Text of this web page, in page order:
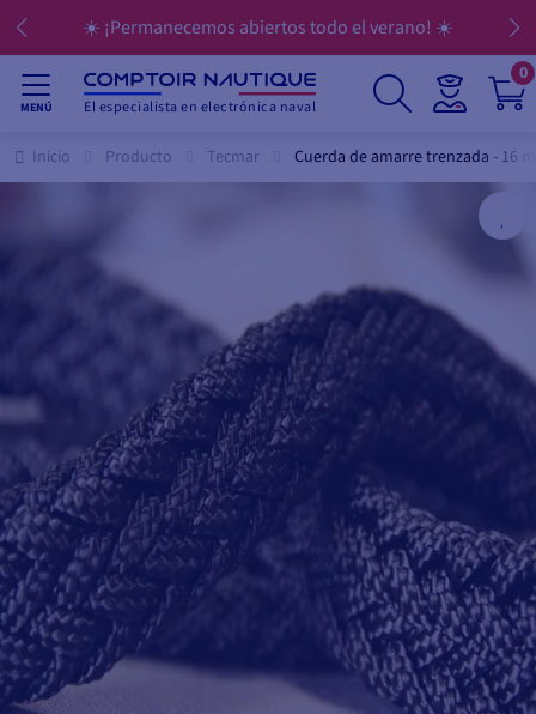
☀️ ¡Permanecemos abiertos todo el verano! ☀️
MENÚ El especialista en electrónica naval
0
Inicio Producto Tecmar Cuerda de amarre trenzada - 16